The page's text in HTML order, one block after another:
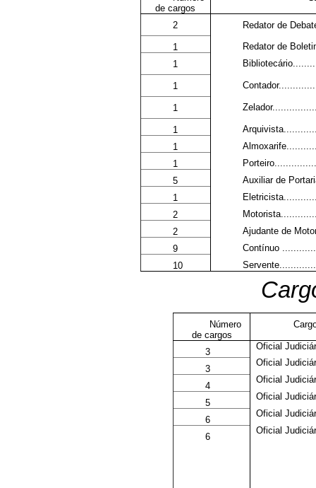
de cargos
2 Redator de
1
Redator de
1
1
1
1
1
1
5
Auxiliar de
1
2
2
Ajudante de
9
Contínuo
10
Número
de cargos
3
Oficial
3
Oficial
4
Oficial
5
Oficial
6
Oficial
6
Oficial